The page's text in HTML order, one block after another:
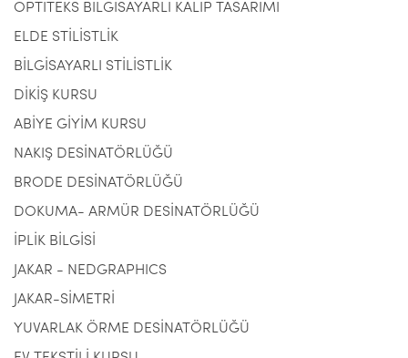
OPTITEKS BİLGİSAYARLI KALIP TASARIMI
ELDE STİLİSTLİK
BİLGİSAYARLI STİLİSTLİK
DİKİŞ KURSU
ABİYE GİYİM KURSU
NAKIŞ DESİNATÖRLÜĞÜ
BRODE DESİNATÖRLÜĞÜ
DOKUMA- ARMÜR DESİNATÖRLÜĞÜ
İPLİK BİLGİSİ
JAKAR - NEDGRAPHICS
JAKAR-SİMETRİ
YUVARLAK ÖRME DESİNATÖRLÜĞÜ